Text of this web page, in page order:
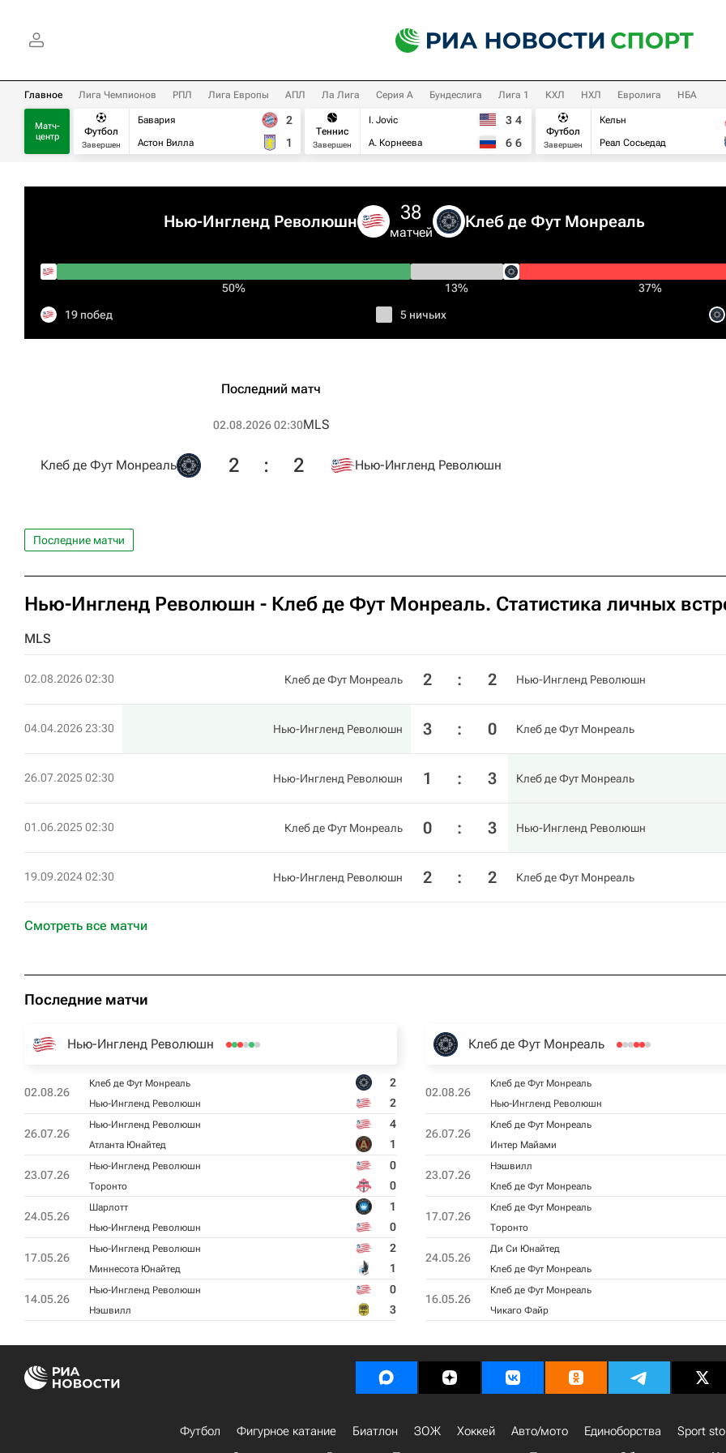
Главное Лига Чемпионов РПЛ Лига Европы АПЛ Ла Лига Серия А Бундеслига Лига 1 КХЛ НХЛ Евролига НБА
Матч-
центр
Футбол
Завершен
Бавария
Астон Вилла
2
1
Теннис
Завершен
I. Jovic
А. Корнеева
3 4
6 6
Футбол
Завершен
Кельн
Реал Сосьедад
Нью-Ингленд Революшн 38
матчей
Клеб де Фут Монреаль
50% 13% 37%
19 побед 5 ничьих
Последний матч
02.08.2026 02:30MLS
Клеб де Фут Монреаль 2 : 2 Нью-Ингленд Революшн
Последние матчи
Нью-Ингленд Революшн - Клеб де Фут Монреаль. Статистика личных
MLS
02.08.2026 02:30 Клеб де Фут Монреаль 2 : 2 Нью-Ингленд Революшн
04.04.2026 23:30 Нью-Ингленд Революшн 3 : 0 Клеб де Фут Монреаль
26.07.2025 02:30 Нью-Ингленд Революшн 1 : 3 Клеб де Фут Монреаль
01.06.2025 02:30 Клеб де Фут Монреаль 0 : 3 Нью-Ингленд Революшн
19.09.2024 02:30 Нью-Ингленд Революшн 2 : 2 Клеб де Фут Монреаль
Смотреть все матчи
Последние матчи
Нью-Ингленд Революшн
02.08.26
Клеб де Фут Монреаль 2
Нью-Ингленд Революшн 2
26.07.26
Нью-Ингленд Революшн 4
Атланта Юнайтед 1
23.07.26
Нью-Ингленд Революшн 0
Торонто 0
24.05.26
Шарлотт 1
Нью-Ингленд Революшн 0
17.05.26
Нью-Ингленд Революшн 2
Миннесота Юнайтед 1
14.05.26
Нью-Ингленд Революшн 0
Нэшвилл 3
Клеб де Фут Монреаль
02.08.26
Клеб де Фут Монреаль
Нью-Ингленд Революшн
26.07.26
Клеб де Фут Монреаль
Интер Майами
23.07.26
Нэшвилл
Клеб де Фут Монреаль
17.07.26
Клеб де Фут Монреаль
Торонто
24.05.26
Ди Си Юнайтед
Клеб де Фут Монреаль
16.05.26
Клеб де Фут Монреаль
Чикаго Файр
Футбол Фигурное катание Биатлон ЗОЖ Хоккей Авто/мото Единоборства
Sport